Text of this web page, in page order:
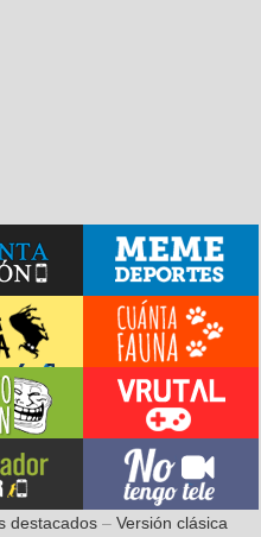
destacados– Versión clásica